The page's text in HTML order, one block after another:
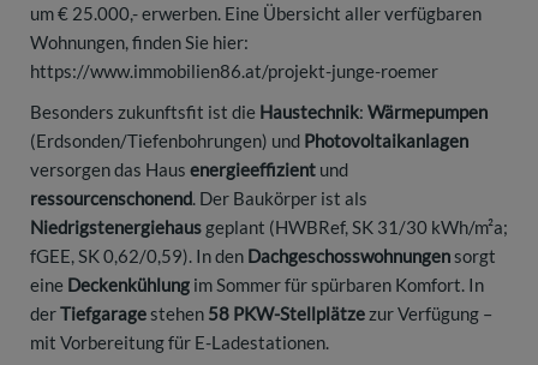
um € 25.000,- erwerben. Eine Übersicht aller verfügbaren
Wohnungen, finden Sie hier:
https://www.immobilien86.at/projekt-junge-roemer
Besonders zukunftsfit ist die Haustechnik: Wärmepumpen
(Erdsonden/Tiefenbohrungen) und Photovoltaikanlagen
versorgen das Haus energieeffizient und
ressourcenschonend. Der Baukörper ist als
Niedrigstenergiehaus geplant (HWBRef, SK 31/30 kWh/m²a;
fGEE, SK 0,62/0,59). In den Dachgeschosswohnungensorgt
eine Deckenkühlung im Sommer für spürbaren Komfort. In
derTiefgaragestehen 58 PKW-Stellplätzezur Verfügung –
mit Vorbereitung für E-Ladestationen.